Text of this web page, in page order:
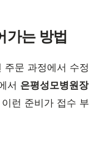
가는 방법
주문 과정에서 수정
서 은평성모병원장
런 준비가 접수 부